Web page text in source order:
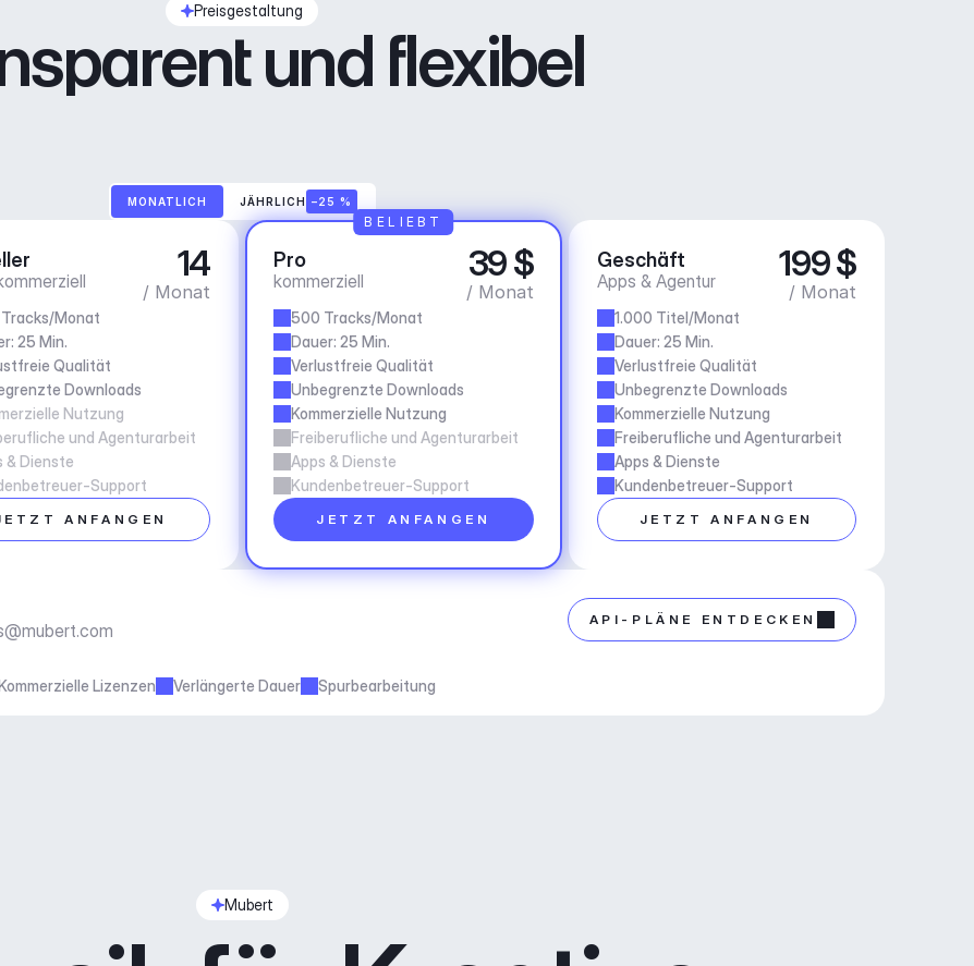
Preisgestaltung
und flexibel
MONATLICH JÄHRLICH –25 %
14
/ Monat
Monat
25 Min.
Qualität
Downloads
Nutzung
und Agenturarbeit
& Dienste
Support
ANFANGEN
Pro
kommerziell 39 $
/ Monat
500 Tracks/Monat
Dauer: 25 Min.
Verlustfreie Qualität
Unbegrenzte Downloads
Kommerzielle Nutzung
Freiberufliche und Agenturarbeit
Apps & Dienste
Kundenbetreuer-Support
JETZT ANFANGEN
BELIEBT
Geschäft
Apps & Agentur 199 $
/ Monat
1.000 Titel/Monat
Dauer: 25 Min.
Verlustfreie Qualität
Unbegrenzte Downloads
Kommerzielle Nutzung
Freiberufliche und Agenturarbeit
Apps & Dienste
Kundenbetreuer-Support
JETZT ANFANGEN
API-PLÄNE ENTDECKEN
Lizenzen Verlängerte Dauer Spurbearbeitung
Mubert